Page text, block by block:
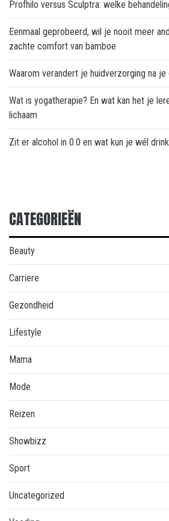
Profhilo versus Sculptra: welke
Eenmaal geprobeerd, wil je nooit meer
zachte comfort van bamboe
Waarom verandert je huidverzorging na
Wat is yogatherapie? En wat kan het je
lichaam
Zit er alcohol in 0.0 en wat kun je wél
CATEGORIEËN
Beauty
Carriere
Gezondheid
Lifestyle
Mama
Mode
Reizen
Showbizz
Sport
Uncategorized